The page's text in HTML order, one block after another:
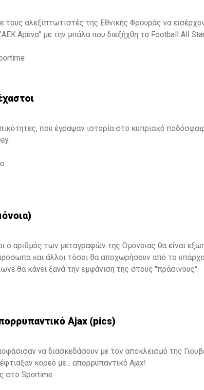
τους αλεξιπτωτιστές της Εθνικής Φρουράς να
Αρένα" με την μπάλα που διεξήχθη το Football All
που έγραψαν ιστορία στο κυπριακό
ο αριθμός των μεταγραφών της Ομόνοιας θα είναι
και άλλοι τόσοι θα αποχωρήσουν από το
θα κάνει ξανά την εμφάνιση της στους "πράσινους".
Ajax (pics)
να διασκεδάσουν με τον αποκλεισμό της
κορεό με... απορρυπαντικό Ajax!
στο Sportime